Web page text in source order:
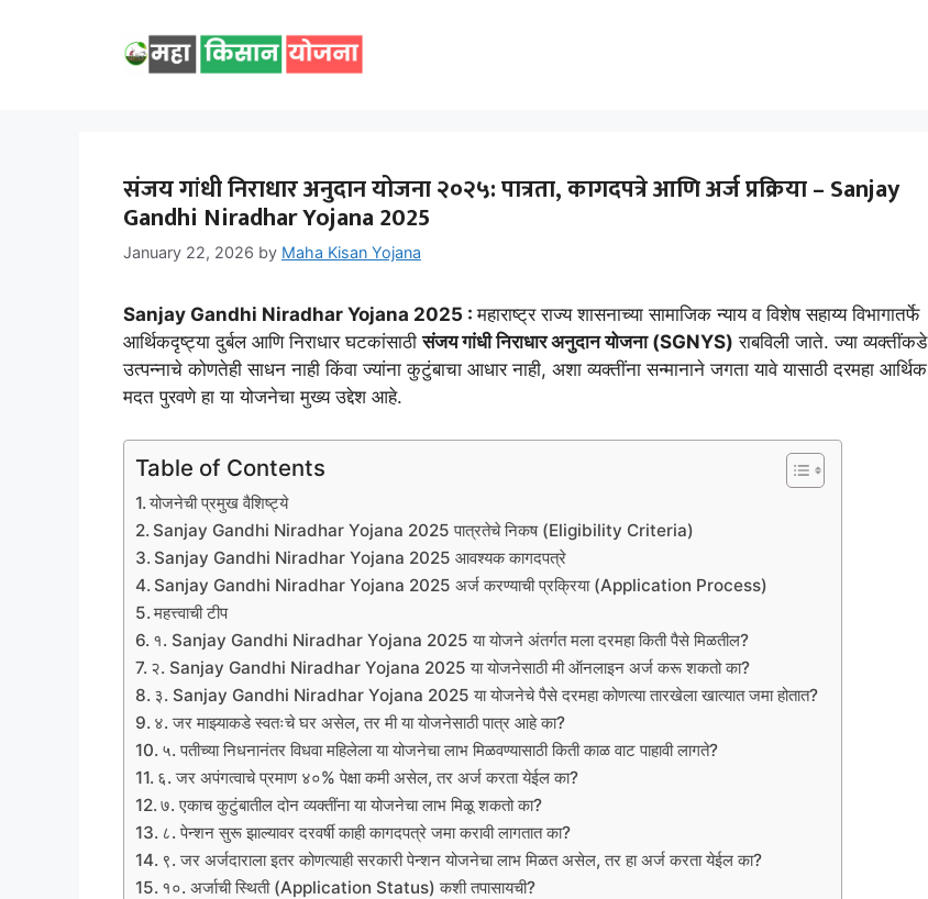
संजय गांधी निराधार अनुदान योजना २०२५: पात्रता, कागदपत्रे आणि अर्ज प्रक्रिया – Sanjay
Gandhi Niradhar Yojana 2025
January 22, 2026 by Maha Kisan Yojana
Sanjay Gandhi Niradhar Yojana 2025 :महाराष्ट्र राज्य शासनाच्या सामाजिक न्याय व विशेष सहाय्य विभागातर्फे
आर्थिकदृष्ट्या दुर्बल आणि निराधार घटकांसाठीसंजय गांधी निराधार अनुदान योजना (SGNYS) राबविली जाते. ज्या व्यक्तींकडे
उत्पन्नाचे कोणतेही साधन नाही किंवा ज्यांना कुटुंबाचा आधार नाही, अशा व्यक्तींना सन्मानाने जगता यावे यासाठी दरमहा आर्थिक
मदत पुरवणे हा या योजनेचा मुख्य उद्देश आहे.
Table of Contents
योजनेची प्रमुख वैशिष्ट्ये
Sanjay Gandhi Niradhar Yojana 2025 पात्रतेचे निकष (Eligibility Criteria)
Sanjay Gandhi Niradhar Yojana 2025 आवश्यक कागदपत्रे
Sanjay Gandhi Niradhar Yojana 2025 अर्ज करण्याची प्रक्रिया (Application Process)
महत्त्वाची टीप
१. Sanjay Gandhi Niradhar Yojana 2025 या योजने अंतर्गत मला दरमहा किती पैसे मिळतील?
२. Sanjay Gandhi Niradhar Yojana 2025 या योजनेसाठी मी ऑनलाइन अर्ज करू शकतो का?
३. Sanjay Gandhi Niradhar Yojana 2025 या योजनेचे पैसे दरमहा कोणत्या तारखेला खात्यात जमा होतात?
४. जर माझ्याकडे स्वतःचे घर असेल, तर मी या योजनेसाठी पात्र आहे का?
५. पतीच्या निधनानंतर विधवा महिलेला या योजनेचा लाभ मिळवण्यासाठी किती काळ वाट पाहावी लागते?
६. जर अपंगत्वाचे प्रमाण ४०% पेक्षा कमी असेल, तर अर्ज करता येईल का?
७. एकाच कुटुंबातील दोन व्यक्तींना या योजनेचा लाभ मिळू शकतो का?
८. पेन्शन सुरू झाल्यावर दरवर्षी काही कागदपत्रे जमा करावी लागतात का?
९. जर अर्जदाराला इतर कोणत्याही सरकारी पेन्शन योजनेचा लाभ मिळत असेल, तर हा अर्ज करता येईल का?
१०. अर्जाची स्थिती (Application Status) कशी तपासायची?